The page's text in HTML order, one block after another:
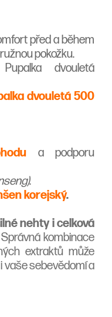
před a během
pokožku.
dvouletá
dvouletá 500
a podporu
.
korejský.
nehty i celková
kombinace
extraktů může
vaše sebevědomí a